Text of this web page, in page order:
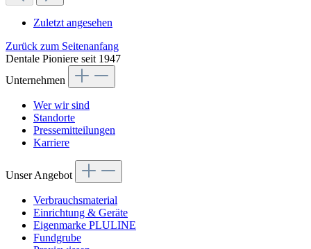
Zuletzt angesehen
Zurück zum Seitenanfang
Dentale Pioniere seit 1947
Unternehmen
Wer wir sind
Standorte
Pressemitteilungen
Karriere
Unser Angebot
Verbrauchsmaterial
Einrichtung & Geräte
Eigenmarke PLULINE
Fundgrube